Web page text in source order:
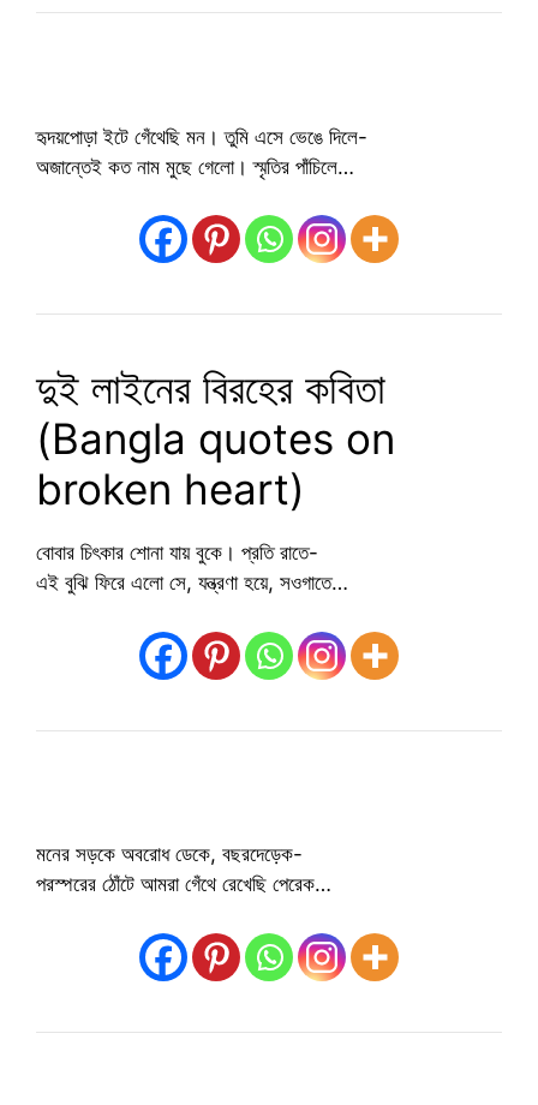
হৃদয়পোড়া ইটে গেঁথেছি মন। তুমি এসে ভেঙে দিলে-
অজান্তেই কত নাম মুছে গেলো। স্মৃতির পাঁচিলে…
দুই লাইনের বিরহের কবিতা
(Bangla quotes on
broken heart)
বোবার চিৎকার শোনা যায় বুকে। প্রতি রাতে-
এই বুঝি ফিরে এলো সে, যন্ত্রণা হয়ে, সওগাতে…
মনের সড়কে অবরোধ ডেকে, বছরদেড়েক-
পরস্পরের ঠোঁটে আমরা গেঁথে রেখেছি পেরেক…